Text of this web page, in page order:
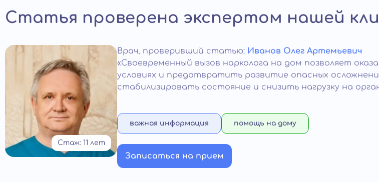
Статья проверена экспертом нашей
Стаж: 11 лет
Врач, проверивший статью: Иванов Олег Артемьевич
«Своевременный вызов нарколога на дом позволяет
условиях и предотвратить развитие опасных
стабилизировать состояние и снизить нагрузку на
важная информация помощь на дому
Записаться на прием